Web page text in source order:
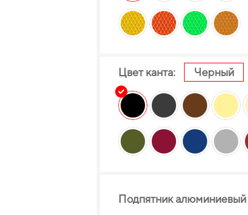
Цвет канта: Черный
Подпятник алюминиевый